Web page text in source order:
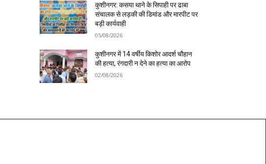
कुशीनगर: कसया थाने के सिपाही पर ढाबा
संचालक से लड़की की डिमांड और मारपीट पर
बड़ी कार्यवाही
05/08/2026
कुशीनगर में 14 वर्षीय किशोर आदर्श चौहान
की हत्या, रंगदारी न देने का हत्या का आरोप
02/08/2026